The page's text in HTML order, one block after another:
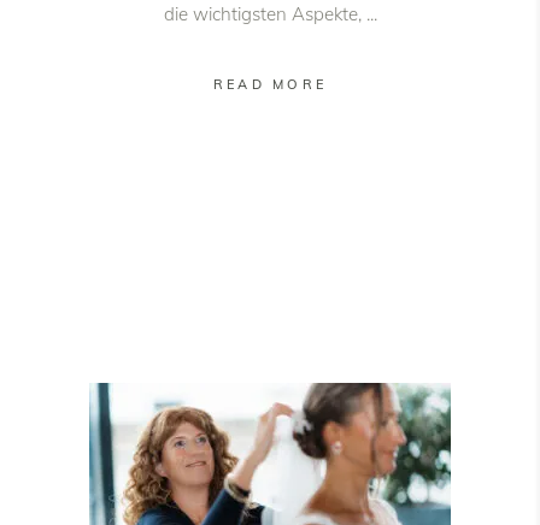
die wichtigsten Aspekte,
READ MORE